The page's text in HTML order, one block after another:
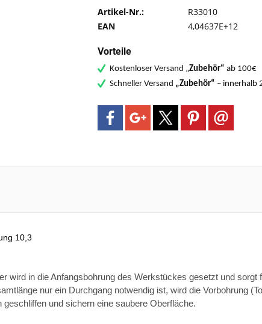
Artikel-Nr.:
R33010
EAN
4,04637E+12
Vorteile
Kostenloser Versand „Zubehör“ ab 100€
Schneller Versand „Zubehör“ – innerhalb
10,3
wird in die Anfangsbohrung des Werkstückes gesetzt und sorgt
nur ein Durchgang notwendig ist, wird die Vorbohrung
und sichern eine saubere Oberfläche.